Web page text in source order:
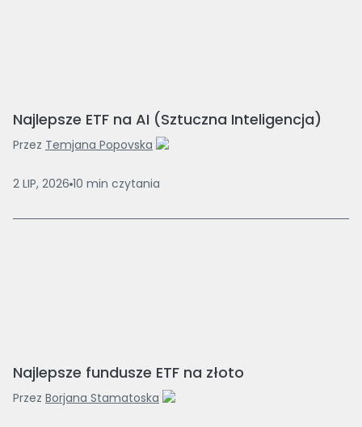
Najlepsze ETF na AI (Sztuczna Inteligencja)
Przez Temjana Popovska
2 LIP, 2026 10 min czytania
Najlepsze fundusze ETF na złoto
Przez Borjana Stamatoska